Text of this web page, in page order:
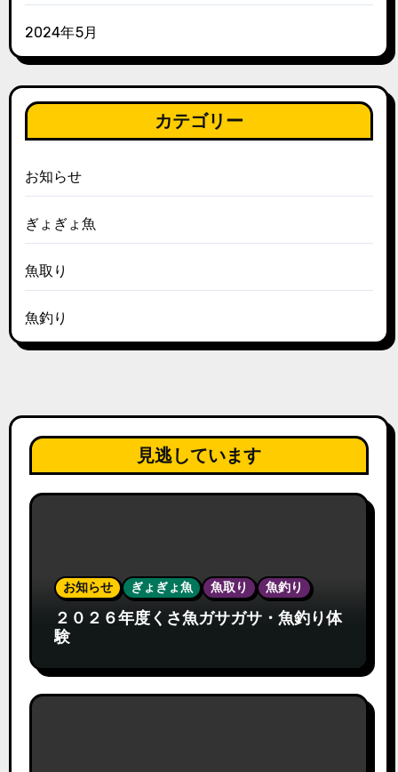
2024年5月
カテゴリー
お知らせ
ぎょぎょ魚
魚取り
魚釣り
見逃しています
お知らせ ぎょぎょ魚 魚取り 魚釣り
２０２６年度くさ魚ガサガサ・魚釣り体
験